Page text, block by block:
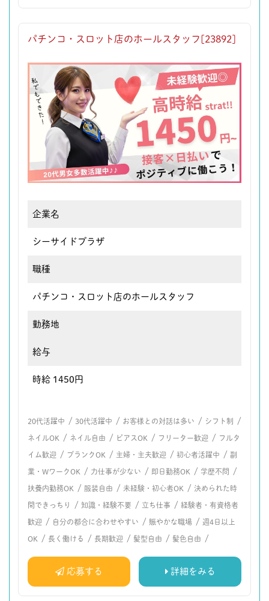
パチンコ・スロット店のホールスタッフ[23892]
企業名
シーサイドプラザ
職種
パチンコ・スロット店のホールスタッフ
勤務地
給与
時給 1450円
20代活躍中 / 30代活躍中 / お客様との対話は多い / シフト制 /
ネイルOK / ネイル自由 / ピアスOK / フリーター歓迎 / フルタ
イム歓迎 / ブランクOK / 主婦・主夫歓迎 / 初心者活躍中 / 副
業・WワークOK / 力仕事が少ない / 即日勤務OK / 学歴不問 /
扶養内勤務OK / 服装自由 / 未経験・初心者OK / 決められた時
間できっちり / 知識・経験不要 / 立ち仕事 / 経験者・有資格者
歓迎 / 自分の都合に合わせやすい / 賑やかな職場 / 週4日以上
OK / 長く働ける / 長期歓迎 / 髪型自由 / 髪色自由 /
応募する 詳細をみる